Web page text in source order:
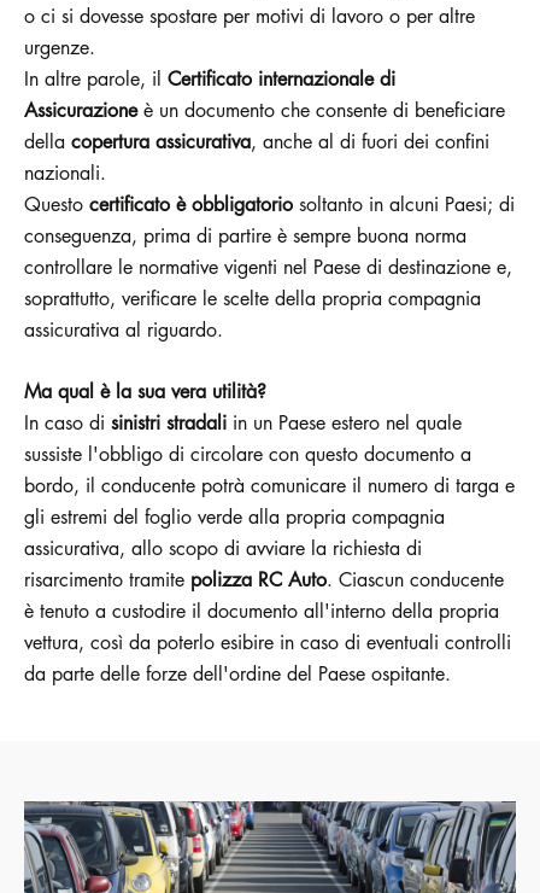
o ci si dovesse spostare per motivi di lavoro o per altre
urgenze.
In altre parole, il Certificato internazionale di
Assicurazioneè un documento che consente di beneficiare
della copertura assicurativa, anche al di fuori dei confini
nazionali.
Questo certificato è obbligatorio soltanto in alcuni Paesi; di
conseguenza, prima di partire è sempre buona norma
controllare le normative vigenti nel Paese di destinazione e,
soprattutto, verificare le scelte della propria compagnia
assicurativa al riguardo.
Ma qual è la sua vera utilità?
In caso di sinistri stradali in un Paese estero nel quale
sussiste l'obbligo di circolare con questo documento a
bordo, il conducente potrà comunicare il numero di targa e
gli estremi del foglio verde alla propria compagnia
assicurativa, allo scopo di avviare la richiesta di
risarcimento tramite polizza RC Auto. Ciascun conducente
è tenuto a custodire il documento all'interno della propria
vettura, così da poterlo esibire in caso di eventuali controlli
da parte delle forze dell'ordine del Paese ospitante.